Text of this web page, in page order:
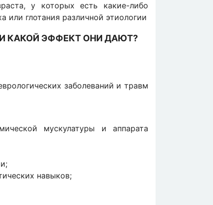
у которых есть какие-либо
или глотания различной этиологии
КАКОЙ ЭФФЕКТ ОНИ ДАЮТ?
заболеваний и травм
мускулатуры и аппарата
навыков;